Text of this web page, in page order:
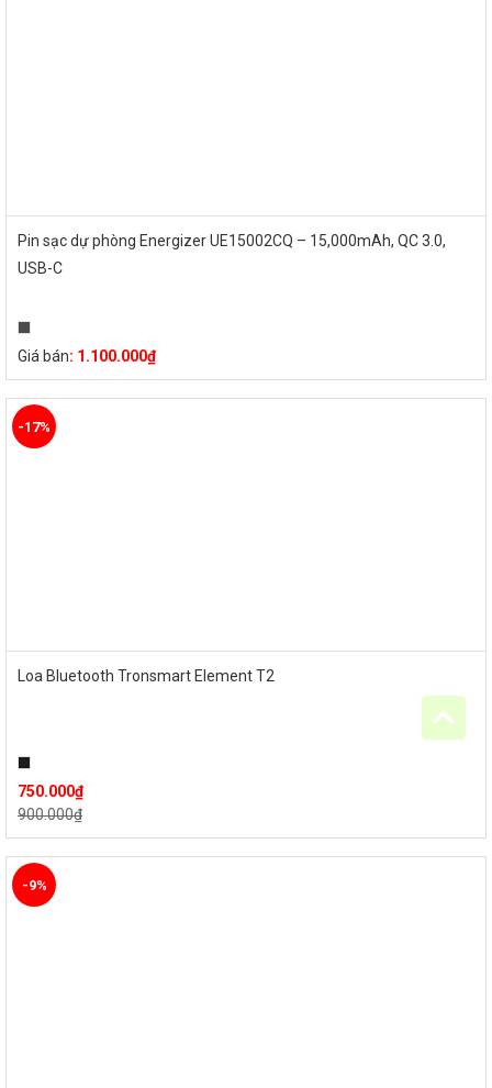
Pin sạc dự phòng Energizer UE15002CQ – 15,000mAh, QC 3.0,
USB-C
Giá bán: 1.100.000₫
Loa Bluetooth Tronsmart Element T2
750.000₫
900.000₫
-17%
-9%